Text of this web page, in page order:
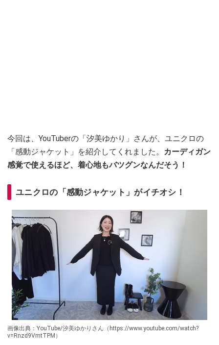
今回は、YouTuberの「汐美ゆかり」さんが、ユニクロの
「感動ジャケット」を紹介してくれました。 カーディガン
感覚で使えるほど、着心地もバツグンなんだそう！
ユニクロの「感動ジャケット」がイチオシ！
画像出典：YouTube/汐美ゆかりさん（https://www.youtube.com/watch?
v=Rnzd9VmtTPM）